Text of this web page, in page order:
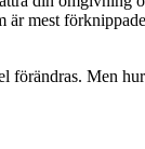
mest
Men